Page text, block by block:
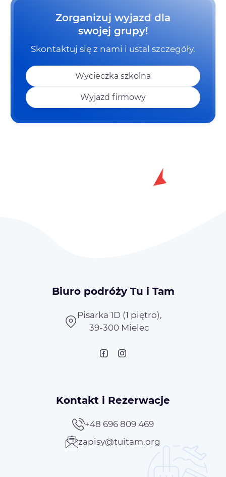
Zorganizuj wyjazd dla
swojej grupy!
Skontaktuj się z nami i ustal szczegóły.
Wycieczka szkolna
Wyjazd firmowy
Biuro podróży Tu i Tam
Pisarka 1D (1 piętro),
39-300 Mielec
Kontakt i Rezerwacje
+48 696 809 469
zapisy@tuitam.org